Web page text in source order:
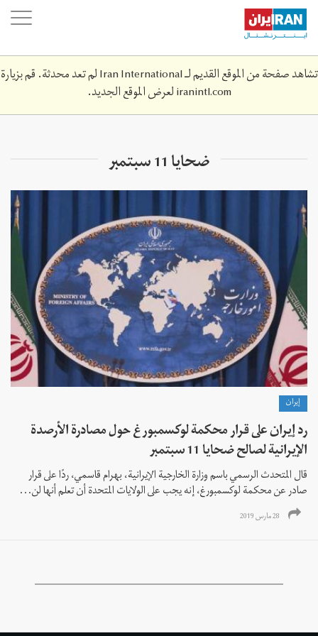
Skip
main
content
تشاهد صفحة من الموقع القديم لـ Iran International لم تعد محدثة. قم بزيارة
iranintl.comلعرض الموقع الجديد.
ضحايا 11 سبتمبر
إيران
رد إيران على قرار محكمة لوكسمبورغ حول مصادرة الأرصدة
الإيرانية لصالح ضحايا 11 سبتمبر
قال المتحدث الرسمي باسم وزارة الخارجية الإيرانية، بهرام قاسمي، ردًا على قرار
صادر عن محكمة لوكسمبورغ، إنه يجب على الولايات المتحدة أن تعلم أنها لن...
28 مارس 2019